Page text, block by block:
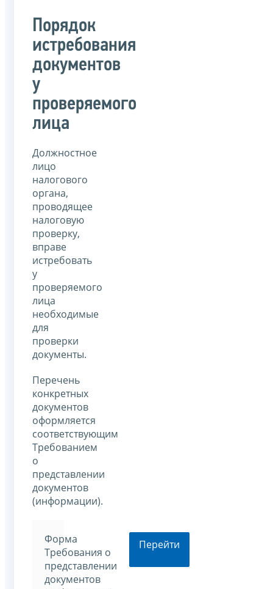
Порядок
истребования
документов
у
проверяемого
лица
Должностное
лицо
налогового
органа,
проводящее
налоговую
проверку,
вправе
истребовать
у
проверяемого
лица
необходимые
для
проверки
документы.
Перечень
конкретных
документов
оформляется
соответствующим
Требованием
о
представлении
документов
(информации).
Форма
Требования о
представлении
документов
Перейти